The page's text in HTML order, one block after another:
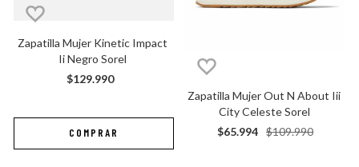
Zapatilla Mujer Kinetic Impact
Ii Negro Sorel
$129.990
Zapatilla Mujer Out N About Iii
City Celeste Sorel
$109.990
$65.994